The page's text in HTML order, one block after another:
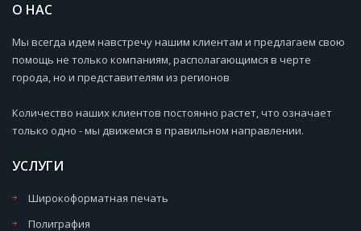
О НАС
Мы всегда идем навстречу нашим клиентам и предлагаем свою
помощь не только компаниям, располагающимся в черте
города, но и представителям из регионов
Количество наших клиентов постоянно растет, что означает
только одно - мы движемся в правильном направлении.
УСЛУГИ
Широкоформатная печать
Полиграфия